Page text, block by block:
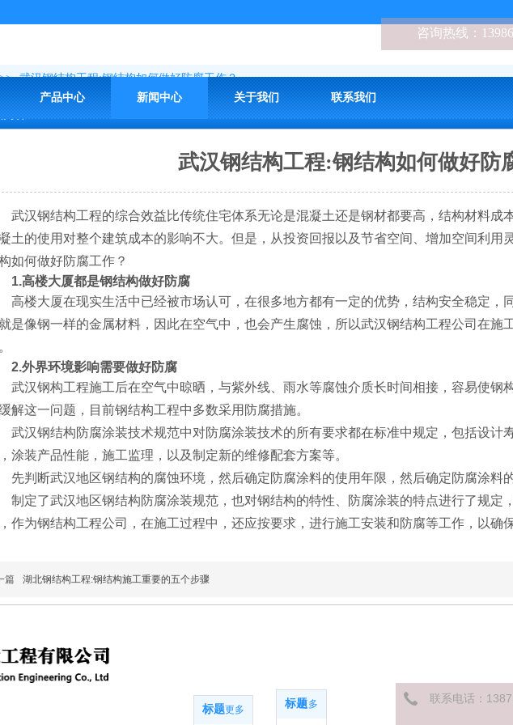
咨询热线：
产品中心 新闻中心 关于我们 联系我们
>> 武汉钢结构工程:钢结构如何做好防腐工作？
内容
武汉钢结构工程:钢结构如何做好防
汉钢结构工程的综合效益比传统住宅体系无论是混凝土还是钢材都要高，结构材料成
土的使用对整个建筑成本的影响不大。但是，从投资回报以及节省空间、增加空间利用
如何做好防腐工作？
高楼大厦都是钢结构做好防腐
楼大厦在现实生活中已经被市场认可，在很多地方都有一定的优势，结构安全稳定，
是像钢一样的金属材料，因此在空气中，也会产生腐蚀，所以武汉钢结构工程公司在施
外界环境影响需要做好防腐
汉钢构工程施工后在空气中晾晒，与紫外线、雨水等腐蚀介质长时间相接，容易使钢
解这一问题，目前钢结构工程中多数采用防腐措施。
汉钢结构防腐涂装技术规范中对防腐涂装技术的所有要求都在标准中规定，包括设计
涂装产品性能，施工监理，以及制定新的维修配套方案等。
判断武汉地区钢结构的腐蚀环境，然后确定防腐涂料的使用年限，然后确定防腐涂料
定了武汉地区钢结构防腐涂装规范，也对钢结构的特性、防腐涂装的特点进行了规定
作为钢结构工程公司，在施工过程中，还应按要求，进行施工安装和防腐等工作，以确
篇 湖北钢结构工程:钢结构施工重要的五个步骤
联系电话：
标题更多 标题更多
产品中心